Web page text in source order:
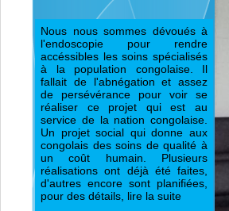
Nous nous sommes dévoués à
l'endoscopie pour rendre
accéssibles les soins spécialisés
à la population congolaise. Il
fallait de l'abnégation et assez
de persévérance pour voir se
réaliser ce projet qui est au
service de la nation congolaise.
Un projet social qui donne aux
congolais des soins de qualité à
un coût humain. Plusieurs
réalisations ont déjà été faites,
d'autres encore sont planifiées,
pour des détails, lire la suite